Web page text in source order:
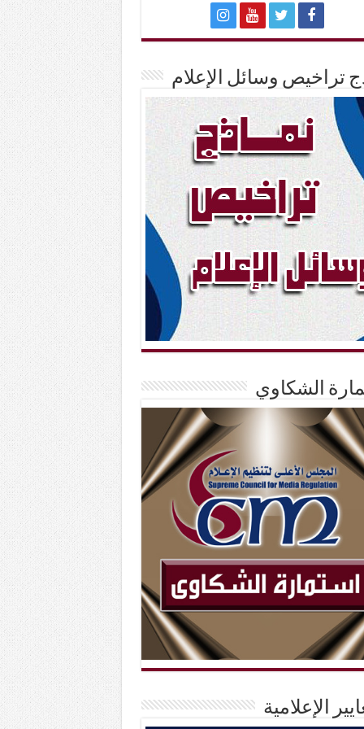
تراخيص وسائل الإعلام
الشكاوي
الإعلامية